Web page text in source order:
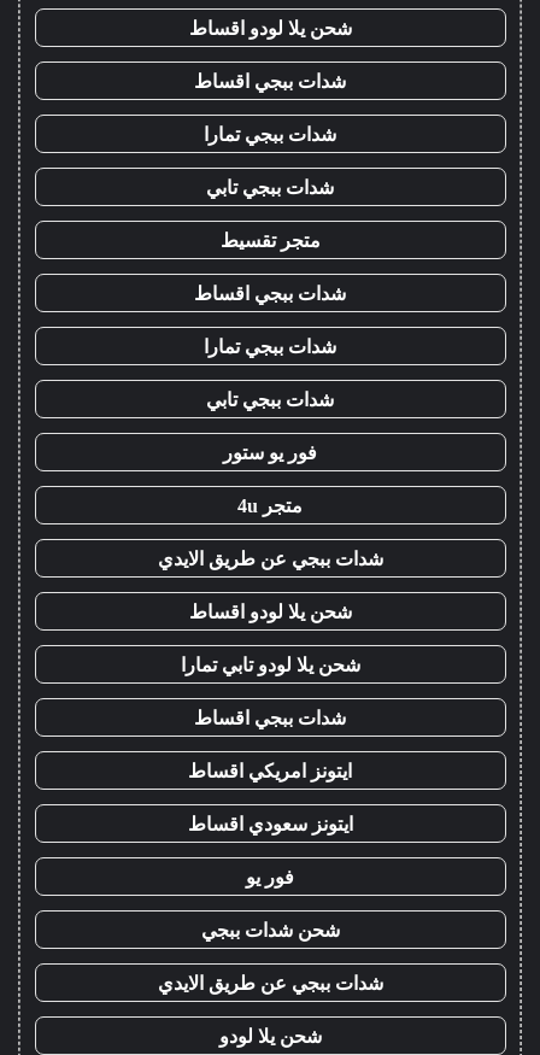
شحن يلا لودو اقساط
شدات ببجي اقساط
شدات ببجي تمارا
شدات ببجي تابي
متجر تقسيط
شدات ببجي اقساط
شدات ببجي تمارا
شدات ببجي تابي
فور يو ستور
متجر 4u
شدات ببجي عن طريق الايدي
شحن يلا لودو اقساط
شحن يلا لودو تابي تمارا
شدات ببجي اقساط
ايتونز امريكي اقساط
ايتونز سعودي اقساط
فور يو
شحن شدات ببجي
شدات ببجي عن طريق الايدي
شحن يلا لودو